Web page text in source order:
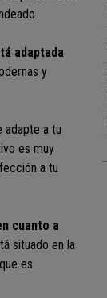
adaptada
y
adapte a tu
es muy
a tu
cuanto a
situado en la
es